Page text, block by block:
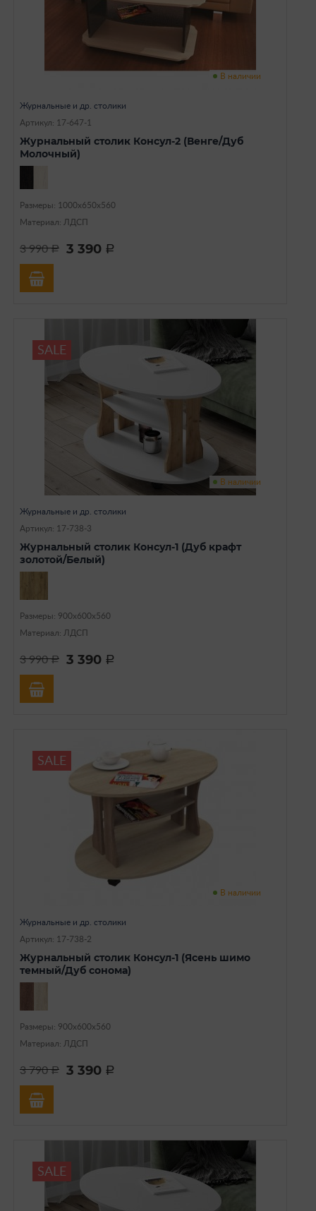
В наличии
Журнальные и др. столики
Артикул: 17-647-1
Журнальный столик Консул-2 (Венге/Дуб
Молочный)
Размеры: 1000х650х560
Материал: ЛДСП
3 990a 3 390 a
SALE
В наличии
Журнальные и др. столики
Артикул: 17-738-3
Журнальный столик Консул-1 (Дуб крафт
золотой/Белый)
Размеры: 900х600х560
Материал: ЛДСП
3 990a 3 390 a
SALE
В наличии
Журнальные и др. столики
Артикул: 17-738-2
Журнальный столик Консул-1 (Ясень шимо
темный/Дуб сонома)
Размеры: 900х600х560
Материал: ЛДСП
3 790a 3 390 a
SALE